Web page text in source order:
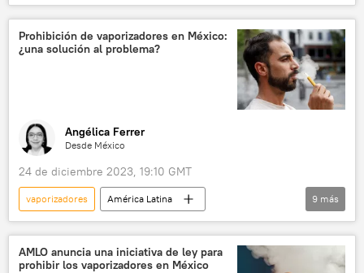
Andrés Manuel López Obrador
EEUU
México
Fentanilo
Sputnik Explica
vapeadores
drogas
Prohibición de vaporizadores en México:
¿una solución al problema?
Angélica Ferrer
Desde México
24 de diciembre 2023, 19:10 GMT
vaporizadores
América Latina
💬 Opinión y Análisis
vapeadores
fumar
México
💗 Salud
9 más
AMLO anuncia una iniciativa de ley para
prohibir los vaporizadores en México